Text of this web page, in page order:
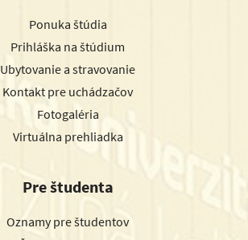
Ponuka štúdia
Prihláška na štúdium
Ubytovanie a stravovanie
Kontakt pre uchádzačov
Fotogaléria
Virtuálna prehliadka
Pre študenta
Oznamy pre študentov